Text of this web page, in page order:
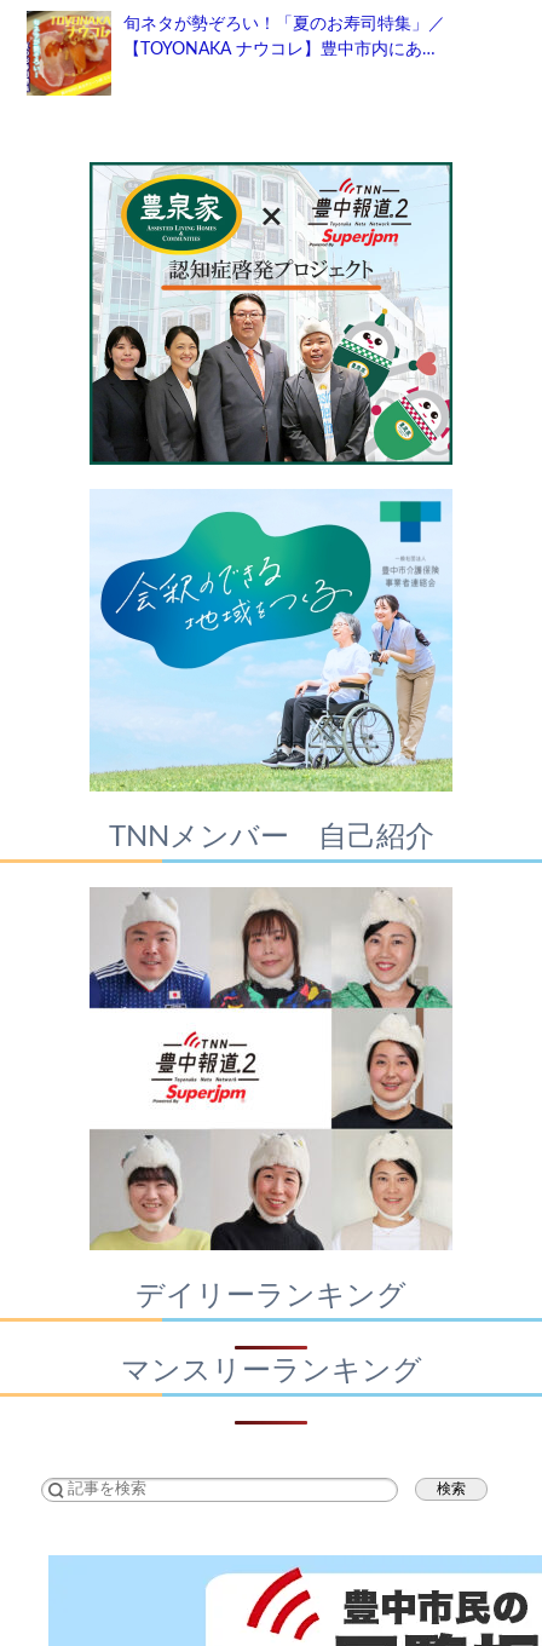
旬ネタが勢ぞろい！「夏のお寿司特集」／
【TOYONAKA ナウコレ】豊中市内にあ…
TNNメンバー 自己紹介
デイリーランキング
マンスリーランキング
検索